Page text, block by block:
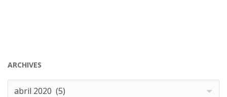
ARCHIVES
Archives
abril 2020 (5)